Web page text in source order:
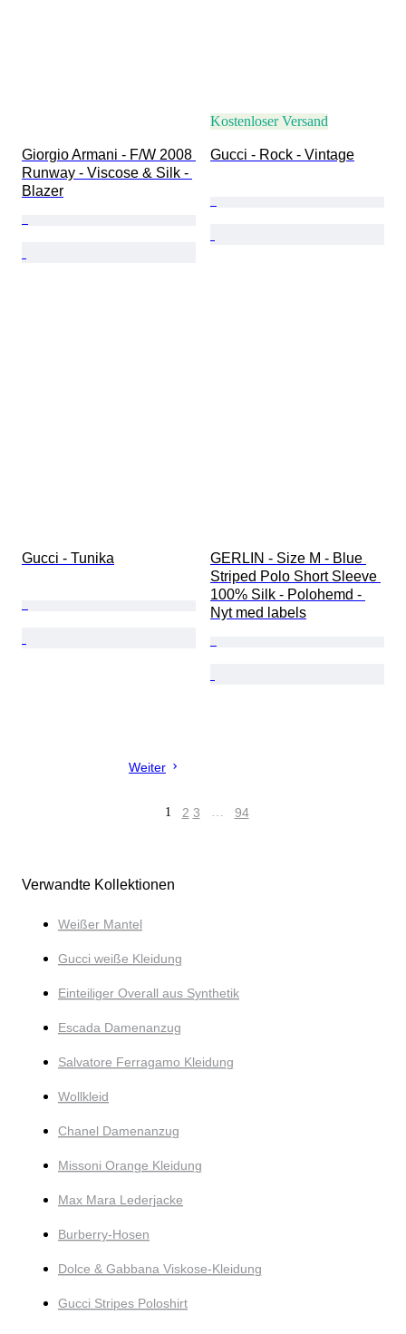
Giorgio Armani - F/W 2008
Runway - Viscose & Silk -
Blazer
Kostenloser Versand
Gucci - Rock - Vintage
Gucci - Tunika
GERLIN - Size M - Blue
Striped Polo Short Sleeve
100% Silk - Polohemd -
Nyt med labels
Weiter
1 2 3 … 94
Verwandte Kollektionen
Weißer Mantel
Gucci weiße Kleidung
Einteiliger Overall aus Synthetik
Escada Damenanzug
Salvatore Ferragamo Kleidung
Wollkleid
Chanel Damenanzug
Missoni Orange Kleidung
Max Mara Lederjacke
Burberry-Hosen
Dolce & Gabbana Viskose-Kleidung
Gucci Stripes Poloshirt